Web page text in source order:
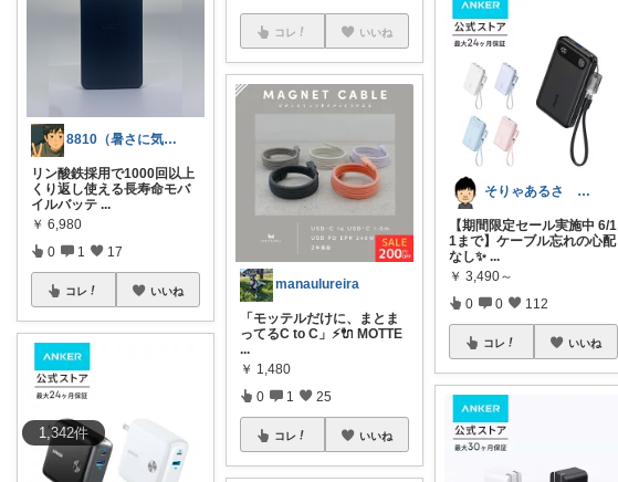
1,342件
8810（暑さに気をつけて！）
リン酸鉄採用で1000回以上
くり返し使える長寿命モバ
イルバッテ ...
￥ 6,980
0 1 17
コレ いいね
コレ いいね
manaulureira
「モッテルだけに、まとま
ってるC to C」⚡🔌 MOTTE
...
￥ 1,480
0 1 25
コレ いいね
そりゃあるさ X@soryaarusa
【期間限定セール実施中 6/1
1まで】ケーブル忘れの心配
なし✨ ...
￥ 3,490～
0 0 112
コレ いいね